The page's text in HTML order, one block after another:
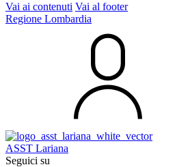
Vai ai contenuti Vai al footer
Regione Lombardia
ASST Lariana
Seguici su